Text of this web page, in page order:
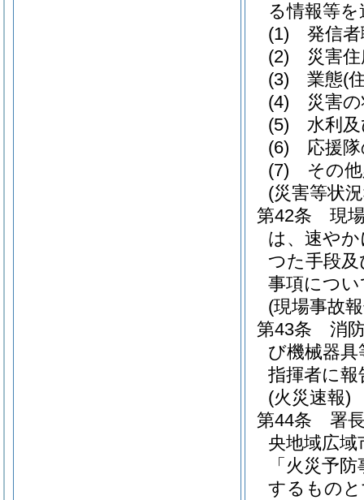
る情報等
(1)
発信
(2)
災害
(3)
業態(
(4)
災害
(5)
水利
(6)
応援
(7)
その
(災害等状
第42条
現
は、速や
つた手段
事項につ
(現場事故
第43条
消
び機械器
指揮者に
(火災速報)
第44条
署
央地域広域
「火災予
するもの